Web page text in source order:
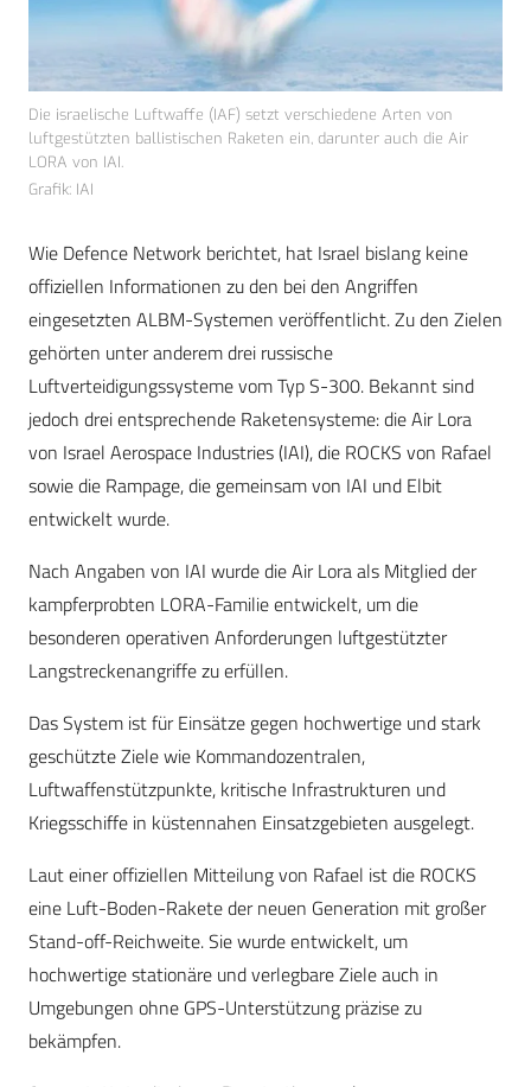
Die israelische Luftwaffe (IAF) setzt verschiedene Arten von
luftgestützten ballistischen Raketen ein, darunter auch die Air
LORA von IAI.
Grafik: IAI
Wie Defence Network berichtet, hat Israel bislang keine
offiziellen Informationen zu den bei den Angriffen
eingesetzten ALBM-Systemen veröffentlicht. Zu den Zielen
gehörten unter anderem drei russische
Luftverteidigungssysteme vom Typ S-300. Bekannt sind
jedoch drei entsprechende Raketensysteme: die Air Lora
von Israel Aerospace Industries (IAI), die ROCKS von Rafael
sowie die Rampage, die gemeinsam von IAI und Elbit
entwickelt wurde.
Nach Angaben von IAI wurde die Air Lora als Mitglied der
kampferprobten LORA-Familie entwickelt, um die
besonderen operativen Anforderungen luftgestützter
Langstreckenangriffe zu erfüllen.
Das System ist für Einsätze gegen hochwertige und stark
geschützte Ziele wie Kommandozentralen,
Luftwaffenstützpunkte, kritische Infrastrukturen und
Kriegsschiffe in küstennahen Einsatzgebieten ausgelegt.
Laut einer offiziellen Mitteilung von Rafael ist die ROCKS
eine Luft-Boden-Rakete der neuen Generation mit großer
Stand-off-Reichweite. Sie wurde entwickelt, um
hochwertige stationäre und verlegbare Ziele auch in
Umgebungen ohne GPS-Unterstützung präzise zu
bekämpfen.